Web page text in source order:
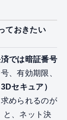
ておきたい
では暗証番号
、有効期限、
セキュア）
められるのが
と、ネット決